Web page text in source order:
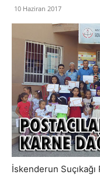
10 Haziran 2017
İskenderun